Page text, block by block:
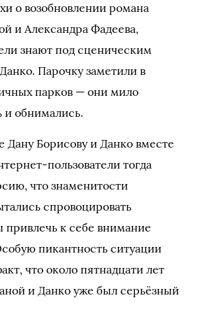
о возобновлении романа
и Александра Фадеева,
знают под сценическим
Парочку заметили в
парков — они мило
и обнимались.
Дану Борисову и Данко вместе
пользователи тогда
что знаменитости
спровоцировать
привлечь к себе внимание
пикантность ситуации
что около пятнадцати лет
и Данко уже был серьёзный